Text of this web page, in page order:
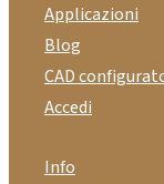
Applicazioni
Blog
CAD
Accedi
Info